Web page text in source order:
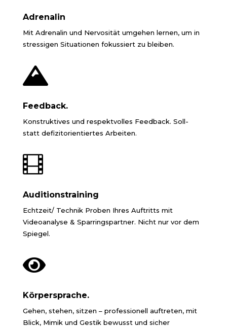
Adrenalin
Mit Adrenalin und Nervosität umgehen lernen, um in
stressigen Situationen fokussiert zu bleiben.

Feedback.
Konstruktives und respektvolles Feedback. Soll-
statt defizitorientiertes Arbeiten.

Auditionstraining
Echtzeit/ Technik Proben Ihres Auftritts mit
Videoanalyse & Sparringspartner. Nicht nur vor dem
Spiegel.

Körpersprache.
Gehen, stehen, sitzen – professionell auftreten, mit
Blick, Mimik und Gestik bewusst und sicher